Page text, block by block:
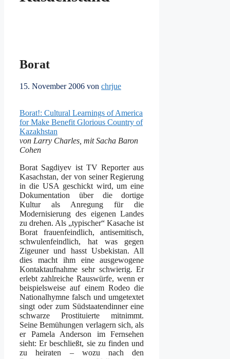
Borat
15. November 2006 von chrjue
Borat!: Cultural Learnings of America
for Make Benefit Glorious Country of
Kazakhstan
von Larry Charles, mit Sacha Baron
Cohen
Borat Sagdiyev ist TV Reporter aus
Kasachstan, der von seiner Regierung
in die USA geschickt wird, um eine
Dokumentation über die dortige
Kultur als Anregung für die
Modernisierung des eigenen Landes
zu drehen. Als „typischer“ Kasache ist
Borat frauenfeindlich, antisemitisch,
schwulenfeindlich, hat was gegen
Zigeuner und hasst Usbekistan. All
dies macht ihm eine ausgewogene
Kontaktaufnahme sehr schwierig. Er
erlebt zahlreiche Rauswürfe, wenn er
beispielsweise auf einem Rodeo die
Nationalhymne falsch und umgetextet
singt oder zum Südstaatendinner eine
schwarze Prostituierte mitnimmt.
Seine Bemühungen verlagern sich, als
er Pamela Anderson im Fernsehen
sieht: Er beschließt, sie zu finden und
zu heiraten – wozu nach den